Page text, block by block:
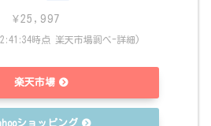
¥25,997
時点 楽天市場調べ-詳細)
楽天市場
ショッピング